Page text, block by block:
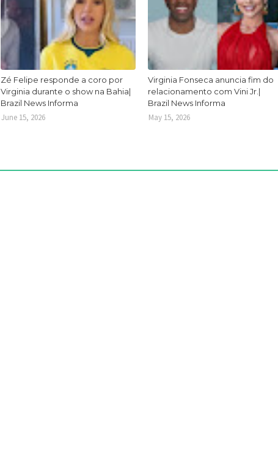
Zé Felipe responde a coro por
Virginia durante o show na Bahia|
Brazil News Informa
June 15, 2026
Virginia Fonseca anuncia fim do
relacionamento com Vini Jr.|
Brazil News Informa
May 15, 2026